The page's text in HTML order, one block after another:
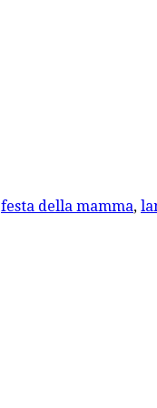
festa della mamma,